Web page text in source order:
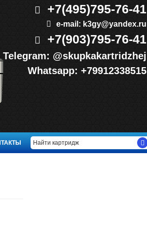
+7(495)795-76-41
e-mail: k3gy@yandex.ru
+7(903)795-76-41
Telegram: @skupkakartridzhej
Whatsapp: +79912338515